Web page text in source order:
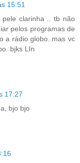
15:51
clarinha .. tb não
pelos programas de
a rádio globo..mas vc
LIn
17:27
bjo bjo